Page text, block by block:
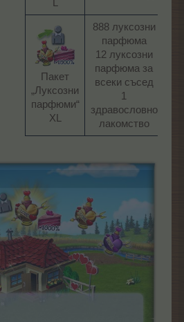
Пакет
„Луксозни
парфюми“
XL​
888 луксозни
парфюма
12 луксозни
парфюма за
всеки съсед
1
здравословно
лакомство​